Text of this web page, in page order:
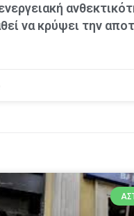
να κρύψει την